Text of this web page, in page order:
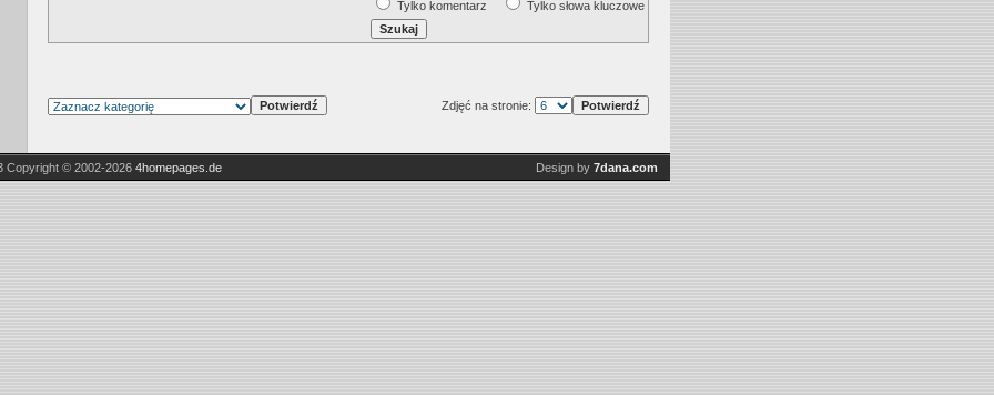
Tylko komentarz
Tylko słowa kluczowe
Zdjęć na stronie:
Copyright © 2002-2026 4homepages.de Design by 7dana.com